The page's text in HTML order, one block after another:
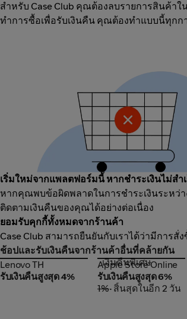
สำหรับ Case Club คุณต้องลบรายการสินค้าใ
ทำการซื้อเพื่อรับเงินคืน คุณต้องทำแบบนี้ทุกก
เริ่มใหม่จากแพลตฟอร์มนี้ หากชำระเงินไม่สำ
หากคุณพบข้อผิดพลาดในการชำระเงินระหว่
ติดตามเงินคืนของคุณได้อย่างต่อเนื่อง
ยอมรับคุกกี้ทั้งหมดจากร้านค้า
Case Club สามารถยืนยันกับเราได้ว่ามีกา
ช้อปและรับเงินคืนจากร้านค้าอื่นที่คล้ายกัน
Lenovo TH
Lenovo TH
รับเงินคืนสูงสุด 4%
Apple Store Online
เงินคืนพิเศษ
Apple Store Online
รับเงินคืนสูงสุด 6%
1%• สิ้นสุดในอีก 2 วัน